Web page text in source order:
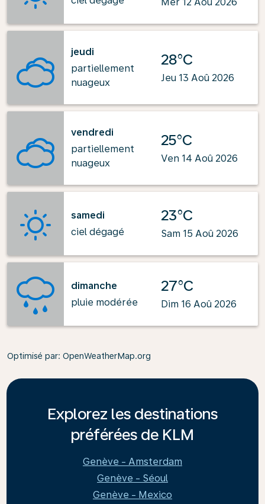
jeudi
partiellement
nuageux
28°C
Jeu 13 Aoû 2026
vendredi
partiellement
nuageux
25°C
Ven 14 Aoû 2026
samedi
ciel dégagé
23°C
Sam 15 Aoû 2026
dimanche
pluie modérée
27°C
Dim 16 Aoû 2026
Optimisé par: OpenWeatherMap.org
Explorez les destinations
préférées de KLM
Genève - Amsterdam
Genève - Séoul
Genève - Mexico